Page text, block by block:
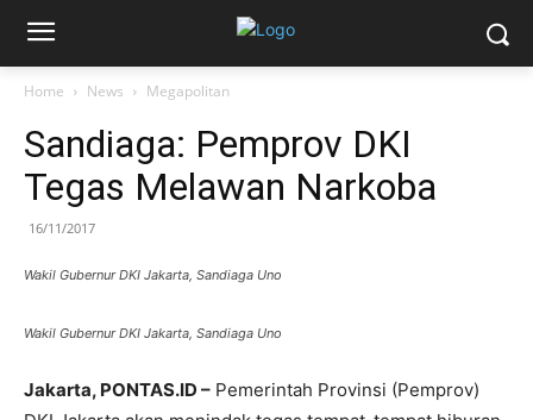
Home News Megapolitan
Sandiaga: Pemprov DKI
Tegas Melawan Narkoba
16/11/2017
Wakil Gubernur DKI Jakarta, Sandiaga Uno
Wakil Gubernur DKI Jakarta, Sandiaga Uno
Jakarta, PONTAS.ID – Pemerintah Provinsi (Pemprov)